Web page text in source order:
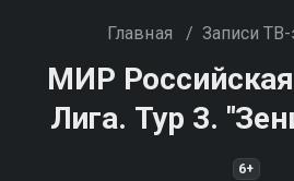
Главная / Записи
МИР
Лига. Тур 3.
6+